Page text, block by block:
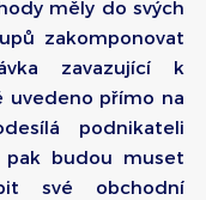
měly do svých
zakomponovat
zavazující k
uvedeno přímo na
podnikateli
pak budou muset
své obchodní